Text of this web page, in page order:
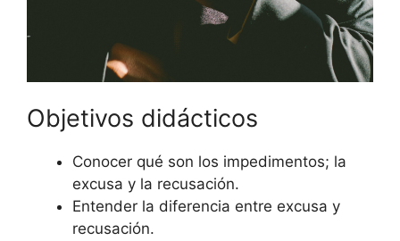
Objetivos didácticos
Conocer qué son los impedimentos; la
excusa y la recusación.
Entender la diferencia entre excusa y
recusación.